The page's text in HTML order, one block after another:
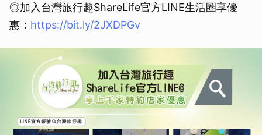
◎加入台灣旅行趣ShareLife官方LINE生活圈享優
惠： https://bit.ly/2JXDPGv